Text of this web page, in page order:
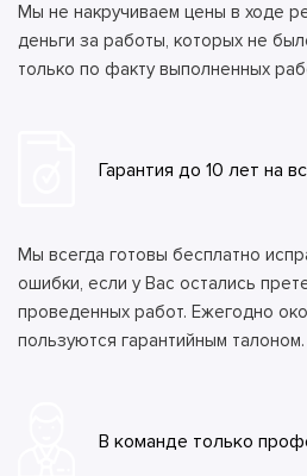
Мы не накручиваем цены в ходе
деньги за работы, которых не
только по факту выполненных
Гарантия до 10 лет на
Мы всегда готовы бесплатно
ошибки, если у Вас остались
проведенных работ. Ежегодно
пользуются гарантийным талоном.
В команде только